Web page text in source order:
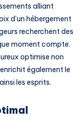
alliant
d’un hébergement
recherchent des
moment compte.
optimise non
également le
les esprits.